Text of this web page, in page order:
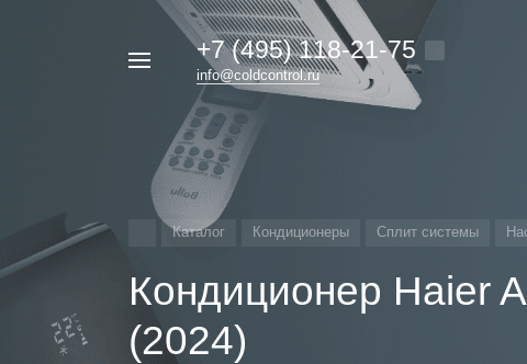
+7 (495) 118-21-75
info@coldcontrol.ru
Каталог Кондиционеры Сплит системы
Кондиционер Haier
(2024)